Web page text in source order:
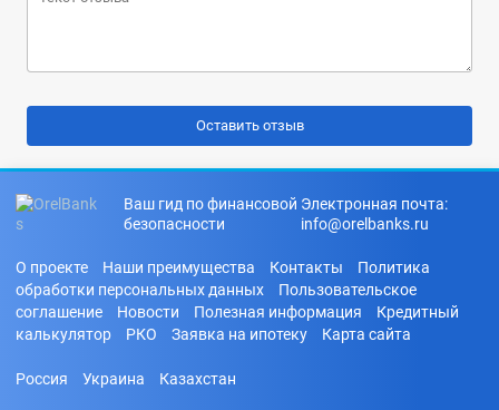
Ваш гид по финансовой
безопасности
Электронная почта:
info@orelbanks.ru
О проекте Наши преимущества Контакты
Политика
обработки персональных данных
Пользовательское
соглашение
Новости Полезная информация
Кредитный
калькулятор
РКО Заявка на ипотеку Карта сайта
Россия Украина Казахстан